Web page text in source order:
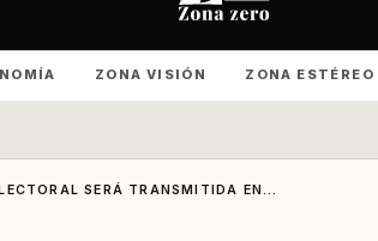
ZONA VISIÓN ZONA ESTÉREO
SERÁ TRANSMITIDA EN...